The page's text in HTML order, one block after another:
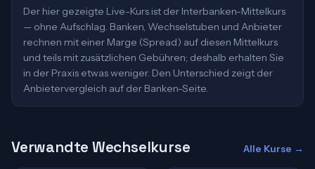
Der hier gezeigte Live-Kurs ist der Interbanken-Mittelkurs
— ohne Aufschlag. Banken, Wechselstuben und Anbieter
rechnen mit einer Marge (Spread) auf diesen Mittelkurs
und teils mit zusätzlichen Gebühren; deshalb erhalten Sie
in der Praxis etwas weniger. Den Unterschied zeigt der
Anbietervergleich auf der Banken-Seite.
Verwandte Wechselkurse Alle Kurse →